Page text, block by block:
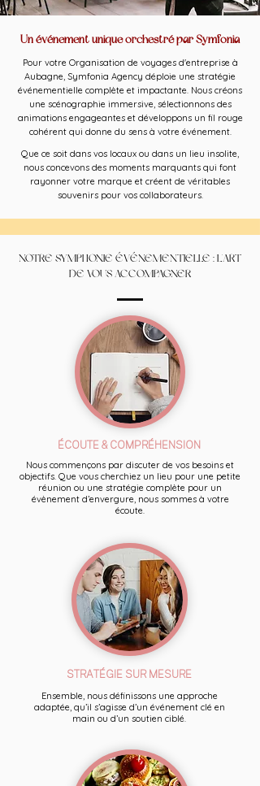
Un événement unique orchestré par Symfonia
Pour votre Organisation de voyages d'entreprise à
Aubagne, Symfonia Agency déploie une stratégie
événementielle complète et impactante. Nous créons
une scénographie immersive, sélectionnons des
animations engageantes et développons un fil rouge
cohérent qui donne du sens à votre événement.
Que ce soit dans vos locaux ou dans un lieu insolite,
nous concevons des moments marquants qui font
rayonner votre marque et créent de véritables
souvenirs pour vos collaborateurs.
NOTRE SYMPHONIE ÉVÉNEMENTIELLE : L'ART
DE VOUS ACCOMPAGNER
ÉCOUTE & COMPRÉHENSION
Nous commençons par discuter de vos besoins et
objectifs. Que vous cherchiez un lieu pour une petite
réunion ou une stratégie complète pour un
évènement d’envergure, nous sommes à votre
écoute.
STRATÉGIE SUR MESURE
Ensemble, nous définissons une approche
adaptée, qu’il s’agisse d’un événement clé en
main ou d’un soutien ciblé.